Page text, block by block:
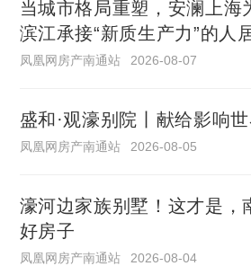
当城市格局重塑，安澜上海
滨江承接“新质生产力”的人
凤凰网房产南通站 2026-08-07
盛和·观濠别院丨献给影响
凤凰网房产南通站 2026-08-05
濠河边家族别墅！这才是，
好房子
凤凰网房产南通站 2026-08-04